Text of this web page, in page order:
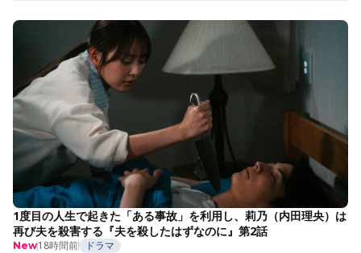
1度目の人生で起きた「ある事故」を利用し、莉乃（内田理央）は
再び夫を殺害する『夫を殺したはずなのに』第2話
New18時間前 ドラマ